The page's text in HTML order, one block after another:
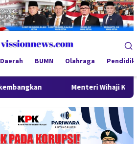
Daerah BUMN Olahraga
Menteri Wihaji Kunjungi Babel,